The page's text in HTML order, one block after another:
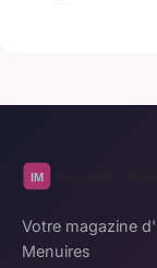
Votre magazine
Menuires